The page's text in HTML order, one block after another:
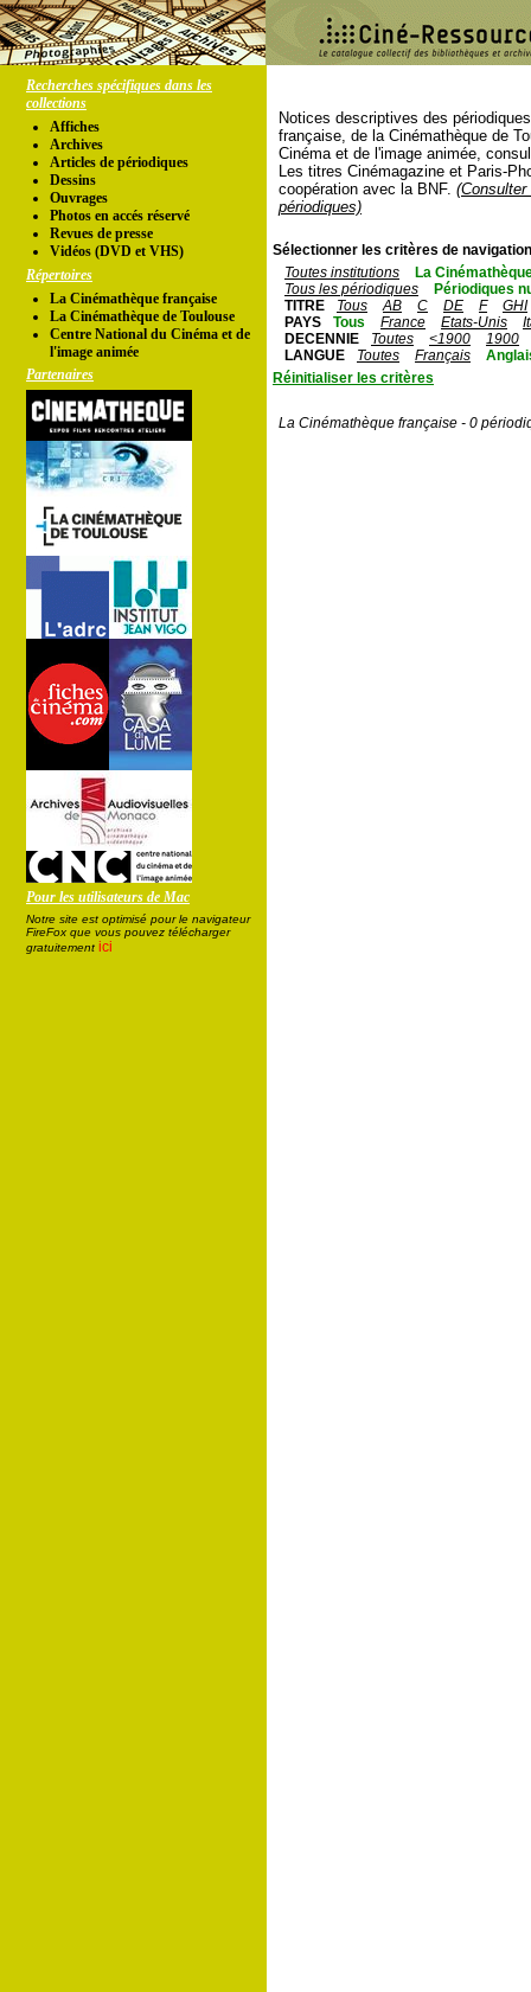
Recherches spécifiques dans les
collections
Affiches
Archives
Articles de périodiques
Dessins
Ouvrages
Photos en accés réservé
Revues de presse
Vidéos (DVD et VHS)
Répertoires
La Cinémathèque française
La Cinémathèque de Toulouse
Centre National du Cinéma et de
l'image animée
Partenaires
Pour les utilisateurs de Mac
Notre site est optimisé pour le navigateur
FireFox que vous pouvez télécharger
gratuitement ici
Notices descriptives des
française, de la Cinémathèque de
Cinéma et de l'image animée,
Les titres Cinémagazine et Paris-
coopération avec la BNF.
périodiques)
Sélectionner les critères de
Toutes institutions
La
Tous les périodiques
Périodiques
TITRE
Tous AB C DE F
GHI
PAYS
Tous France Etats-Unis
DECENNIE
Toutes <1900
1900
LANGUE
Toutes Français
Réinitialiser les critères
La Cinémathèque française - 0